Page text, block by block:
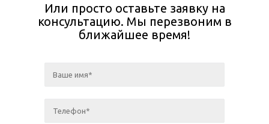
Или просто оставьте заявку на
консультацию. Мы перезвоним в
ближайшее время!